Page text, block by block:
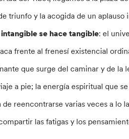
triunfo y la acogida de un aplauso
se hace tangible: el
frente al frenesí existencial
que surge del caminar y de la
a pie; la energía espiritual que
reencontrarse varias veces a lo
las fatigas y los